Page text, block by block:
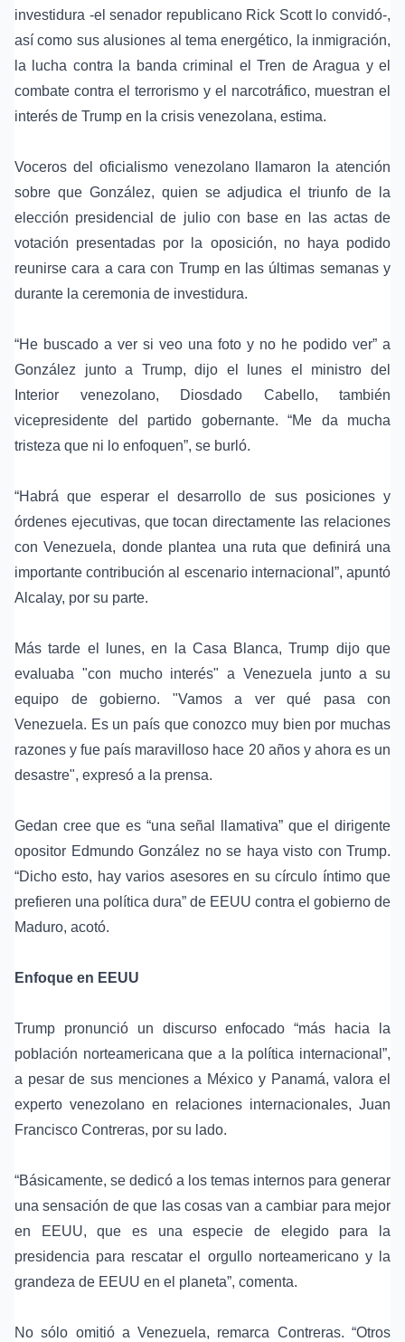
investidura -el senador republicano Rick Scott lo convidó-,
así como sus alusiones al tema energético, la inmigración,
la lucha contra la banda criminal el Tren de Aragua y el
combate contra el terrorismo y el narcotráfico, muestran el
interés de Trump en la crisis venezolana, estima.
Voceros del oficialismo venezolano llamaron la atención
sobre que González, quien se adjudica el triunfo de la
elección presidencial de julio con base en las actas de
votación presentadas por la oposición, no haya podido
reunirse cara a cara con Trump en las últimas semanas y
durante la ceremonia de investidura.
“He buscado a ver si veo una foto y no he podido ver” a
González junto a Trump, dijo el lunes el ministro del
Interior venezolano, Diosdado Cabello, también
vicepresidente del partido gobernante. “Me da mucha
tristeza que ni lo enfoquen”, se burló.
“Habrá que esperar el desarrollo de sus posiciones y
órdenes ejecutivas, que tocan directamente las relaciones
con Venezuela, donde plantea una ruta que definirá una
importante contribución al escenario internacional”, apuntó
Alcalay, por su parte.
Más tarde el lunes, en la Casa Blanca, Trump dijo que
evaluaba "con mucho interés" a Venezuela junto a su
equipo de gobierno. "Vamos a ver qué pasa con
Venezuela. Es un país que conozco muy bien por muchas
razones y fue país maravilloso hace 20 años y ahora es un
desastre", expresó a la prensa.
Gedan cree que es “una señal llamativa” que el dirigente
opositor Edmundo González no se haya visto con Trump.
“Dicho esto, hay varios asesores en su círculo íntimo que
prefieren una política dura” de EEUU contra el gobierno de
Maduro, acotó.
Enfoque en EEUU
Trump pronunció un discurso enfocado “más hacia la
población norteamericana que a la política internacional”,
a pesar de sus menciones a México y Panamá, valora el
experto venezolano en relaciones internacionales, Juan
Francisco Contreras, por su lado.
“Básicamente, se dedicó a los temas internos para generar
una sensación de que las cosas van a cambiar para mejor
en EEUU, que es una especie de elegido para la
presidencia para rescatar el orgullo norteamericano y la
grandeza de EEUU en el planeta”, comenta.
No sólo omitió a Venezuela, remarca Contreras. “Otros